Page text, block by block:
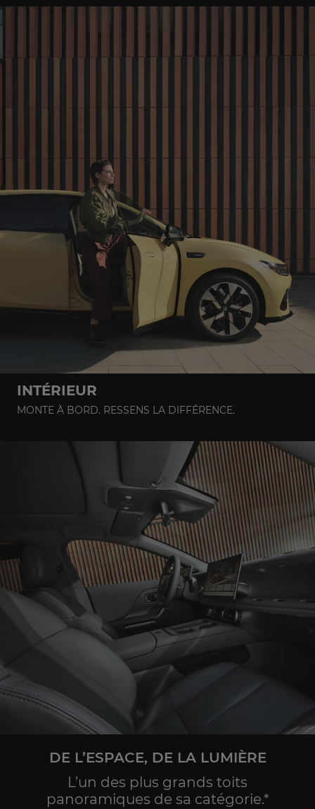
INTÉRIEUR
MONTE À BORD. RESSENS LA DIFFÉRENCE.
DE L’ESPACE, DE LA LUMIÈRE
L’un des plus grands toits
panoramiques de sa catégorie.*